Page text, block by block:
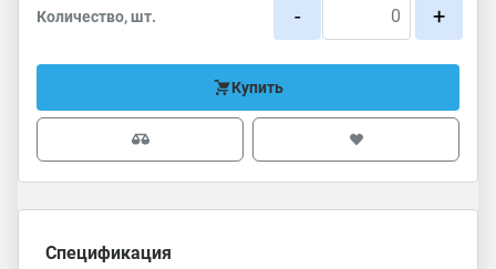
Количество, шт. - +
Купить
Спецификация